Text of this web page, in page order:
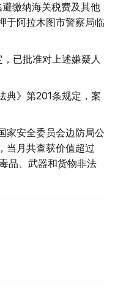
缴纳海关税费及其他
于阿拉木图市警察局临
已批准对上述嫌疑人
典》第201条规定，案
家安全委员会边防局公
当月共查获价值超过
品、武器和货物非法